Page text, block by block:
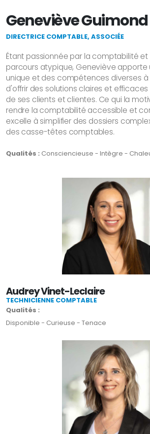
Geneviève Guimond
DIRECTRICE COMPTABLE, ASSOCIÉE
Étant passionnée par la comptabilité
parcours atypique, Geneviève
unique et des compétences diverses à
d'offrir des solutions claires et efficaces
de ses clients et clientes. Ce qui la
rendre la comptabilité accessible et
excelle à simplifier des dossiers
des casse-têtes comptables.
Qualités : Consciencieuse - Intègre -
Audrey Vinet-Leclaire
TECHNICIENNE COMPTABLE
Qualités :
Disponible - Curieuse - Tenace